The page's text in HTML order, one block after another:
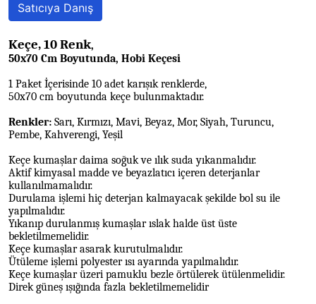
Satıcıya Danış
Keçe, 10 Renk,
50x70 Cm Boyutunda, Hobi Keçesi
1 Paket İçerisinde 10 adet karışık renklerde,
50x70 cm boyutunda keçe bulunmaktadır.
Renkler: Sarı, Kırmızı, Mavi, Beyaz, Mor, Siyah, Turuncu,
Pembe, Kahverengi, Yeşil
Keçe kumaşlar daima soğuk ve ılık suda yıkanmalıdır.
Aktif kimyasal madde ve beyazlatıcı içeren deterjanlar
kullanılmamalıdır.
Durulama işlemi hiç deterjan kalmayacak şekilde bol su ile
yapılmalıdır.
Yıkanıp durulanmış kumaşlar ıslak halde üst üste
bekletilmemelidir.
Keçe kumaşlar asarak kurutulmalıdır.
Ütüleme işlemi polyester ısı ayarında yapılmalıdır.
Keçe kumaşlar üzeri pamuklu bezle örtülerek ütülenmelidir.
Direk güneş ışığında fazla bekletilmemelidir